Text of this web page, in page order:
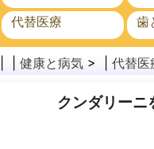
代替医療
歯
がん
健康と病気 > | 代替医
クンダリーニ